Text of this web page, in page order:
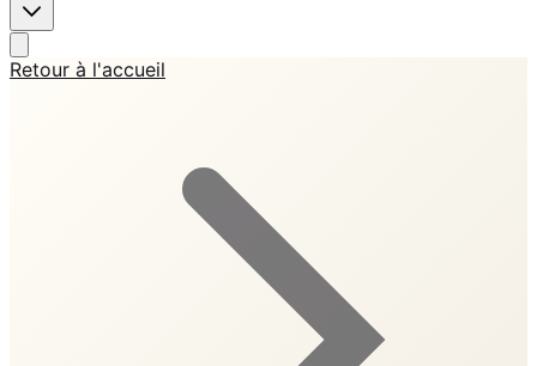
Retour à l'accueil